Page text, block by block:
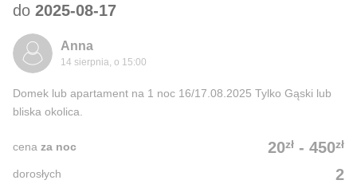
do 2025-08-17
Anna
14 sierpnia, o 15:00
Domek lub apartament na 1 noc 16/17.08.2025 Tylko Gąski lub
bliska okolica.
20zł - 450zł
cena za noc
2
dorosłych